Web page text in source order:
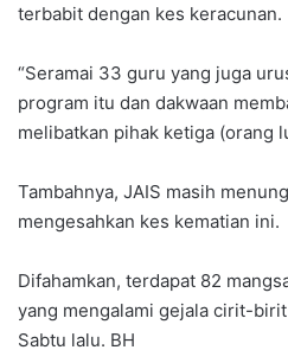
terbabit dengan kes keracunan.
“Seramai 33 guru yang juga
program itu dan dakwaan
melibatkan pihak ketiga (orang
Tambahnya, JAIS masih
mengesahkan kes kematian ini.
Difahamkan, terdapat 82
yang mengalami gejala cirit-
Sabtu lalu. BH